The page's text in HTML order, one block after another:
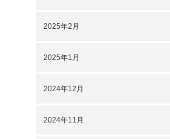
2025年2月
2025年1月
2024年12月
2024年11月